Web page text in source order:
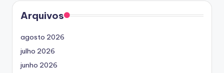
Arquivos
agosto 2026
julho 2026
junho 2026